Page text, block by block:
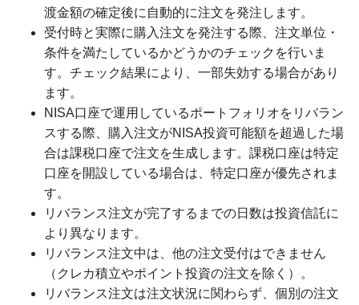
渡金額の確定後に自動的に注文を発注します。
受付時と実際に購入注文を発注する際、注文単位・
条件を満たしているかどうかのチェックを行いま
す。チェック結果により、一部失効する場合があり
ます。
NISA口座で運用しているポートフォリオをリバラン
スする際、購入注文がNISA投資可能額を超過した場
合は課税口座で注文を生成します。課税口座は特定
口座を開設している場合は、特定口座が優先されま
す。
リバランス注文が完了するまでの日数は投資信託に
より異なります。
リバランス注文中は、他の注文受付はできません
（クレカ積立やポイント投資の注文を除く）。
リバランス注文は注文状況に関わらず、個別の注文